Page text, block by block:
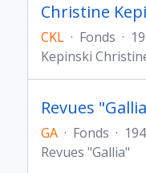
Christine
CKL · Fonds ·
Kepinski
Revues
GA · Fonds ·
Revues "Gallia"